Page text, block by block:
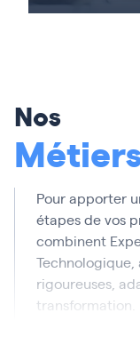
Nos
Pour apporter
étapes de vos
combinent
Technologique,
rigoureuses,
transformation.